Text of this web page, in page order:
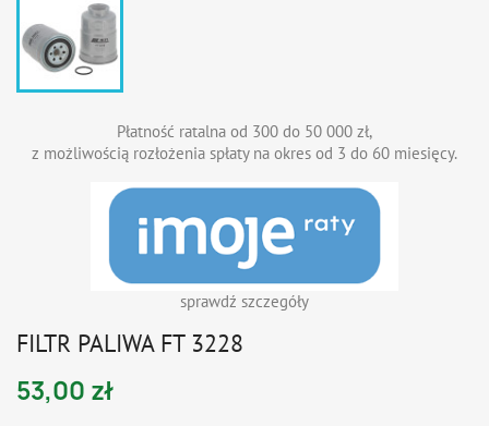
Płatność ratalna od 300 do 50 000 zł,
z możliwością rozłożenia spłaty na okres od 3 do 60 miesięcy.
sprawdź szczegóły
FILTR PALIWA FT 3228
53,00 zł